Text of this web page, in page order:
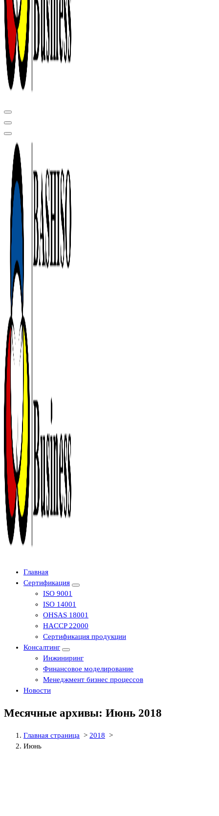
Центр сертификации в Уфе ( услуги по сертификации продукции ,
оформление декларации соответствия, отказного письма)
Главная
Сертификация
ISO 9001
ISO 14001
OHSAS 18001
HACCP 22000
Сертификация продукции
Консалтинг
Инжиниринг
Финансовое моделирование
Менеджмент бизнес процессов
Новости
Месячные архивы: Июнь 2018
Главная страница > 2018 >
Июнь